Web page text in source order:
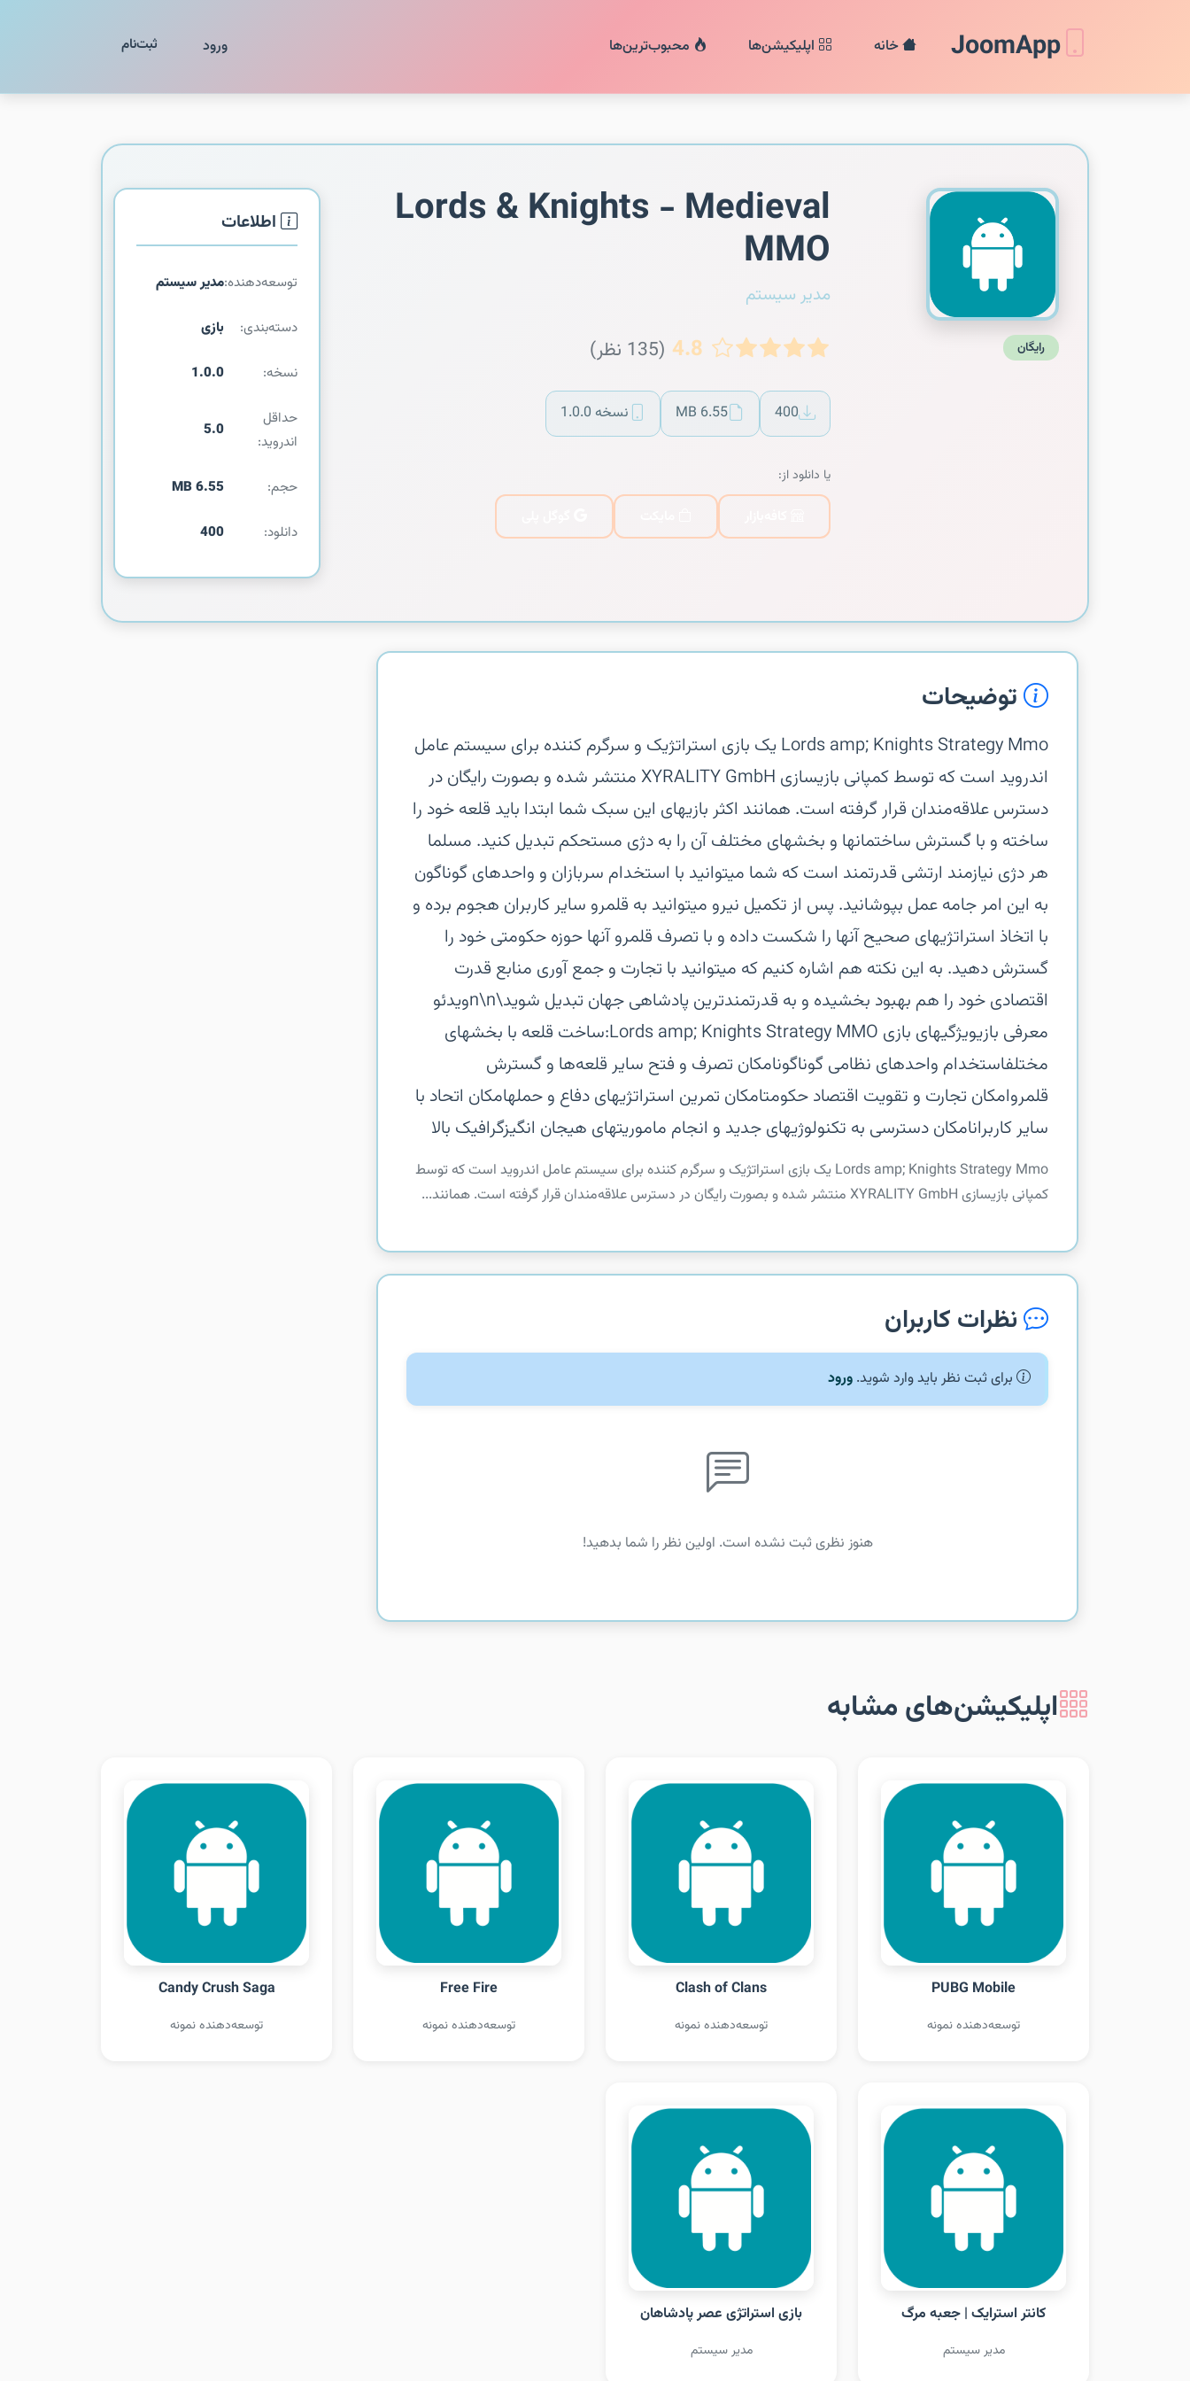
JoomApp خانه اپلیکیشن‌ها محبوب‌ترین‌ها ورود ثبت‌نام
رایگان
Lords & Knights - Medieval
MMO
مدیر سیستم
4.8 (135 نظر)
400
6.55 MB نسخه 1.0.0
یا دانلود از:
اطلاعات
توسعه‌دهنده:مدیر سیستم
دسته‌بندی: بازی
نسخه: 1.0.0
حداقل
اندروید:
5.0
حجم: 6.55 MB
دانلود: 400
توضیحات
‏‏Lords amp; Knights Strategy Mmo یک بازی استراتژیک و سرگرم کننده برای سیستم عامل
اندروید است که توسط کمپانی بازیسازی XYRALITY GmbH منتشر شده و بصورت رایگان در
دسترس علاقه‌مندان قرار گرفته است. همانند اکثر بازیهای این سبک شما ابتدا باید قلعه خود را
ساخته و با گسترش ساختمانها و بخشهای مختلف آن را به دژی مستحکم تبدیل کنید. مسلما
هر دژی نیازمند ارتشی قدرتمند است که شما میتوانید با استخدام سربازان و واحدهای گوناگون
به این امر جامه عمل بپوشانید. پس از تکمیل نیرو میتوانید به قلمرو سایر کاربران هجوم برده و
با اتخاذ استراتژیهای صحیح آنها را شکست داده و با تصرف قلمرو آنها حوزه حکومتی خود را
گسترش دهید. به این نکته هم اشاره کنیم که میتوانید با تجارت و جمع آوری منابع قدرت
اقتصادی خود را هم بهبود بخشیده و به قدرتمندترین پادشاهی جهان تبدیل شوید\n\nویدئو
معرفی بازی‏ویژگیهای بازی Lords amp; Knights Strategy MMO:‏ساخت قلعه با بخشهای
مختلف‏استخدام واحدهای نظامی گوناگون‏امکان تصرف و فتح سایر قلعه‌ها و گسترش
قلمرو‏امکان تجارت و تقویت اقتصاد حکومت‏امکان تمرین استراتژیهای دفاع و حمله‏امکان اتحاد با
سایر کاربران‏امکان دسترسی به تکنولوژیهای جدید و انجام ماموریتهای هیجان انگیز‏گرافیک بالا
‏‏Lords amp; Knights Strategy Mmo یک بازی استراتژیک و سرگرم کننده برای سیستم عامل اندروید است که توسط
کمپانی بازیسازی XYRALITY GmbH منتشر شده و بصورت رایگان در دسترس علاقه‌مندان قرار گرفته است. همانند...
نظرات کاربران
برای ثبت نظر باید وارد شوید. ورود
هنوز نظری ثبت نشده است. اولین نظر را شما بدهید!
اپلیکیشن‌های مشابه
PUBG Mobile
توسعه‌دهنده نمونه
Clash of Clans
توسعه‌دهنده نمونه
Free Fire
توسعه‌دهنده نمونه
Candy Crush Saga
توسعه‌دهنده نمونه
کانتر استرایک | جعبه مرگ
مدیر سیستم
بازی استراتژی عصر پادشاهان
مدیر سیستم